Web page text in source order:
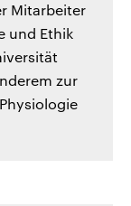
Mitarbeiter
und Ethik
zur